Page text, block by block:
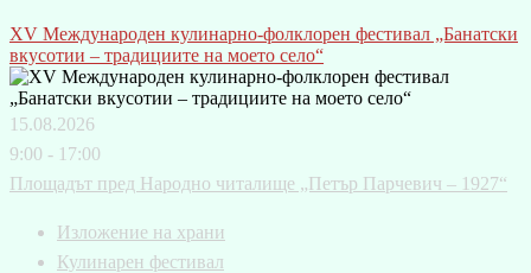
XV Международен кулинарно-фолклорен фестивал „Банатски
вкусотии – традициите на моето село“
15.08.2026
9:00 - 17:00
Площадът пред Народно читалище „Петър Парчевич – 1927“
Изложение на храни
Кулинарен фестивал